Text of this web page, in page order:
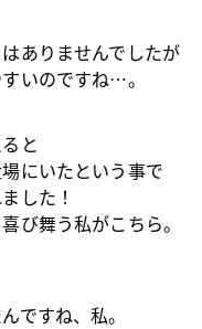
ありませんでしたが
いのですね…。
と
にいたという事で
した！
び舞う私がこちら。
ですね、私。